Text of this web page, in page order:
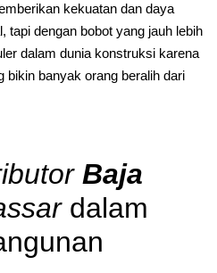
kekuatan dan daya
tapi dengan bobot yang jauh lebih
dalam dunia konstruksi karena
bikin banyak orang beralih dari
Baja
dalam